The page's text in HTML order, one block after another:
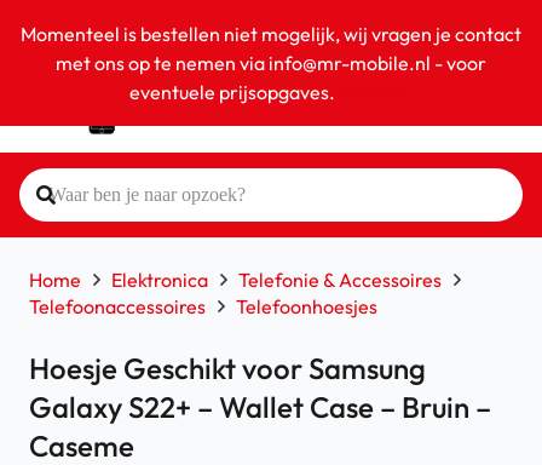
Momenteel is bestellen niet mogelijk, wij vragen je contact
met ons op te nemen via info@mr-mobile.nl - voor
eventuele prijsopgaves.
Home Elektronica
Telefonie & Accessoires
Telefoonaccessoires
Telefoonhoesjes
Hoesje Geschikt voor Samsung
Galaxy S22+ – Wallet Case – Bruin –
Caseme